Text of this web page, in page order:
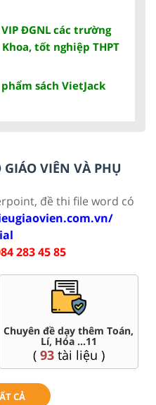
ĐGNL các trường
tốt nghiệp THPT
sách VietJack
VIÊN VÀ PHỤ
đề thi file word có
283 45 85
Chuyên đề dạy thêm Toán,
Lí, Hóa ...11
( 93tài liệu )
CẢ